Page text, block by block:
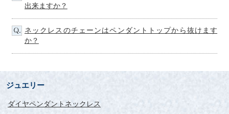
出来ますか？
ネックレスのチェーンはペンダントトップから抜けます
か？
ジュエリー
ダイヤペンダントネックレス